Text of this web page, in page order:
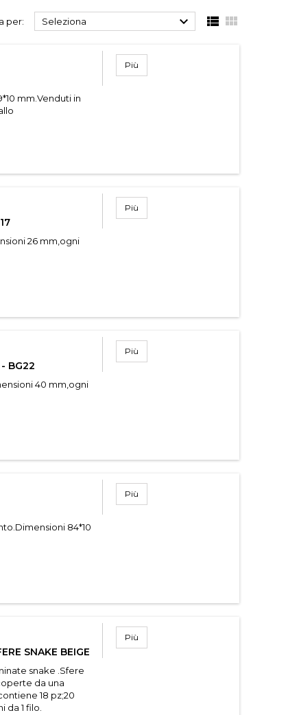
per: Seleziona   
mm.Venduti in
Più
26 mm,ogni
Più
BG22
40 mm,ogni
Più
84*10
Più
SNAKE BEIGE
snake .Sfere
da una
18 pz;20
da 1 filo.
Più